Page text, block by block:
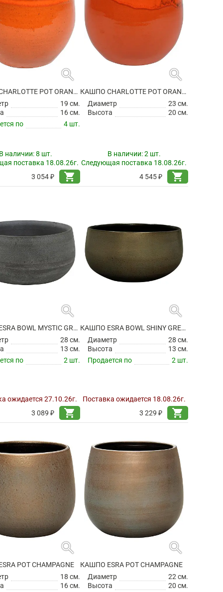
search
КАШПО CHARLOTTE POT ORANGE
19 см.
16 см.
по
4 шт.
наличии:8 шт.
поставка 18.08.26г.
3 054 ₽
shopping_cart
search
КАШПО CHARLOTTE POT ORANGE
Диаметр
23 см.
Высота
20 см.
В наличии:2 шт.
Следующая поставка 18.08.26г.
4 545 ₽
shopping_cart
search
КАШПО ESRA BOWL MYSTIC GREY
28 см.
13 см.
по
2 шт.
ожидается 27.10.26г.
3 089 ₽
shopping_cart
search
КАШПО ESRA BOWL SHINY GREEN
Диаметр
28 см.
Высота
13 см.
Продается по
2 шт.
Поставка ожидается 18.08.26г.
3 229 ₽
shopping_cart
search
POT CHAMPAGNE
18 см.
16 см.
search
КАШПО ESRA POT CHAMPAGNE
Диаметр
22 см.
Высота
20 см.